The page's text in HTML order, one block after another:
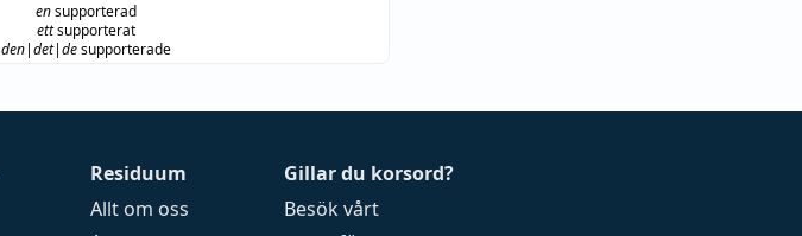
ensupporterad
ettsupporterat
den|det|desupporterade
Residuum
Allt om oss
Gillar du korsord?
Besök vårt